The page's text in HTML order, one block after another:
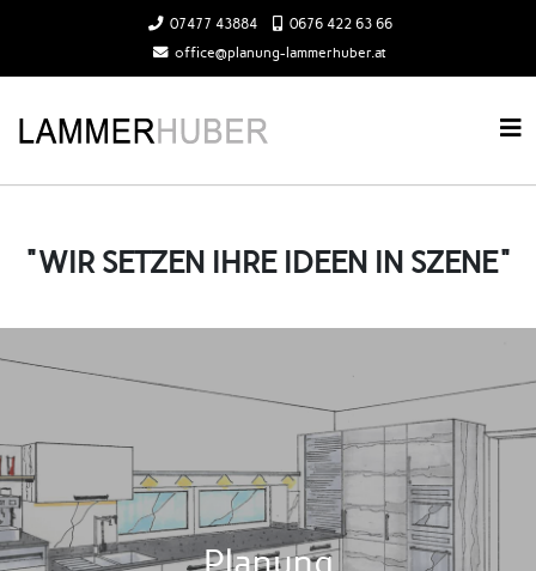
07477 43884
0676 422 63 66
office@planung-lammerhuber.at
"WIR SETZEN IHRE IDEEN IN SZENE"
Planung